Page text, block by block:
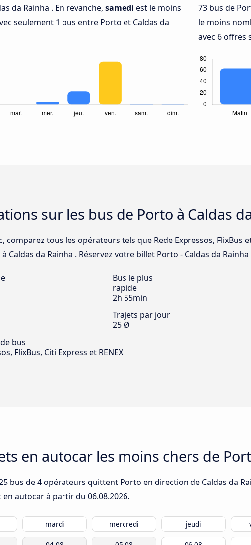
da Rainha . En revanche, samedi est le moins
seulement 1 bus entre Porto et Caldas da
73 bus de
le moins
avec 6 offres
sur les bus de Porto à Caldas
comparez tous les opérateurs tels que Rede Expressos,
Caldas da Rainha . Réservez votre billet Porto - Caldas da
Bus le plus
rapide
2h 55min
Trajets par jour
25 Ø
bus
FlixBus, Citi Express et RENEX
en autocar les moins chers de
bus de 4 opérateurs quittent Porto en direction de Caldas da
en autocar à partir du 06.08.2026.
mardi mercredi jeudi